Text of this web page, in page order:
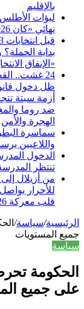
بالإقليم
لبؤات
نهائي «كان 2026» ويخطف بطاقة مونديال البرازيل
بداية
«الإنفاق
24 غشت..
ظل دخول
أزمة سبتة
ضد روما
الهجرة والأمن
سماسرة
واللاعبين
تنتظر
من أزيلال
للأحرار
قلب معركة 2026
الرئيسية/سياسة/
جميع المستويات
سياسة
الحكومة
على جميع